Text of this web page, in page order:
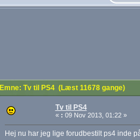
Emne: Tv til PS4 (Læst 11678 gange)
Tv til PS4
« : 09 Nov 2013, 01:22 »
Hej nu har jeg lige forudbestilt ps4 inde